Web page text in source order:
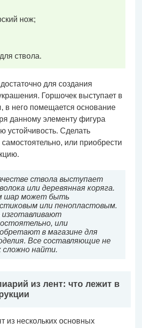
нож;
ствола.
для создания
Горшочек выступает в
в него помещается основание
данному элементу фигура
устойчивость. Сделать
или приобрести
ствола выступает
или деревянная коряга.
шар может быть
или пенопластовым.
изготавливают
или
в магазине для
Все составляющие не
сложно найти.
из лент: что лежит в
из нескольких основных